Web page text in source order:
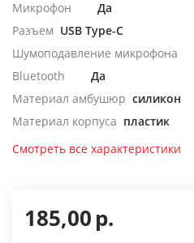
Микрофон
Да
Разъем USB Type-C
Шумоподавление микрофона
Bluetooth
Да
Материал амбушюр силикон
Материал корпуса пластик
Смотреть все характеристики
185,00р.